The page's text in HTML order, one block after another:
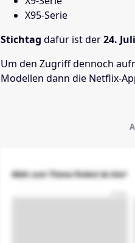
X95-Serie
Stichtag dafür ist der24.
Um den Zugriff dennoch
Modellen dann die Netflix-